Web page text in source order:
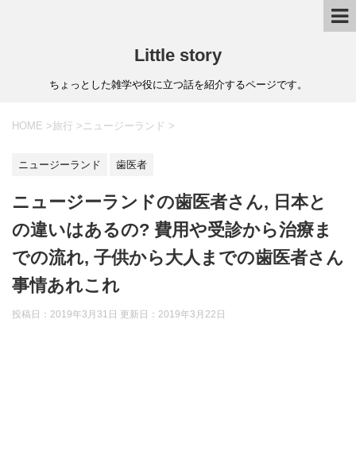
Little story
ちょっとした雑学や役に立つ話を紹介するページです。
HOME >旅行 >ニュージーランド >
ニュージーランド 歯医者
ニュージーランドの歯医者さん, 日本と
の違いはあるの? 費用や受診から治療ま
での流れ, 子供から大人までの歯医者さん
事情あれこれ
投稿日：2019年3月31日 更新日： 2019年3月22日